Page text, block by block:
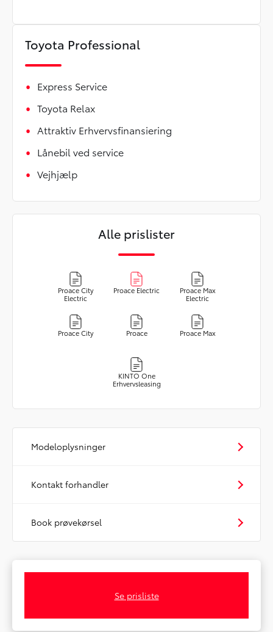
Toyota Professional
Express Service
Toyota Relax
Attraktiv Erhvervsfinansiering
Lånebil ved service
Vejhjælp
Alle prislister
Proace City
Electric
Proace Electric
Proace Max
Electric
Proace City Proace Proace Max
KINTO One
Erhvervsleasing
Modeloplysninger
Kontakt forhandler
Book prøvekørsel
Se prisliste